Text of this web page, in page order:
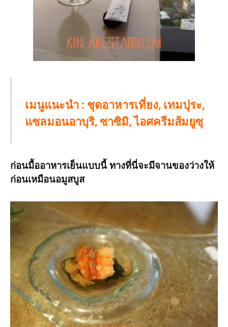
เมนูแนะนำ : ชุดอาหารเที่ยง, เทมปุระ,
แซลมอนอาบุริ, ซาซิมิ, ไอศครีมส้มยูซุ
ก่อนมื้ออาหารเย็นแบบนี้ ทางที่นี่จะมีจานของว่างให้
ก่อนเหมือนอมูสบูส